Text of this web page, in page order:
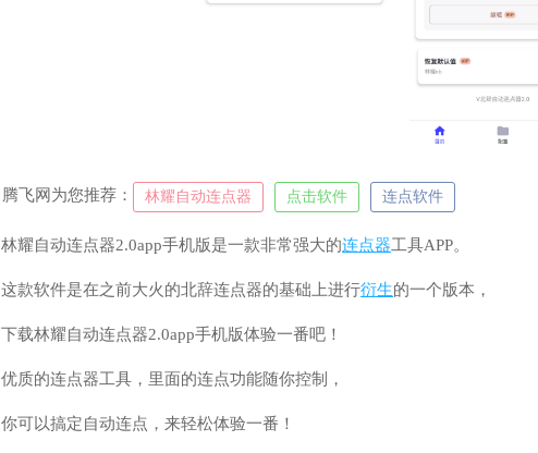
腾飞网为您推荐： 林耀自动连点器 点击软件 连点软件
林耀自动连点器2.0app手机版是一款非常强大的连点器工具APP。
这款软件是在之前大火的北辞连点器的基础上进行衍生的一个版本，
下载林耀自动连点器2.0app手机版体验一番吧！
优质的连点器工具，里面的连点功能随你控制，
你可以搞定自动连点，来轻松体验一番！